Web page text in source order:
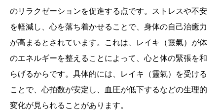
のリラクゼーションを促進する点です。ストレスや不安
を軽減し、心を落ち着かせることで、身体の自己治癒力
が高まるとされています。これは、レイキ（靈氣）が体
のエネルギーを整えることによって、心と体の緊張を和
らげるからです。具体的には、レイキ（靈氣）を受ける
ことで、心拍数が安定し、血圧が低下するなどの生理的
変化が見られることがあります。